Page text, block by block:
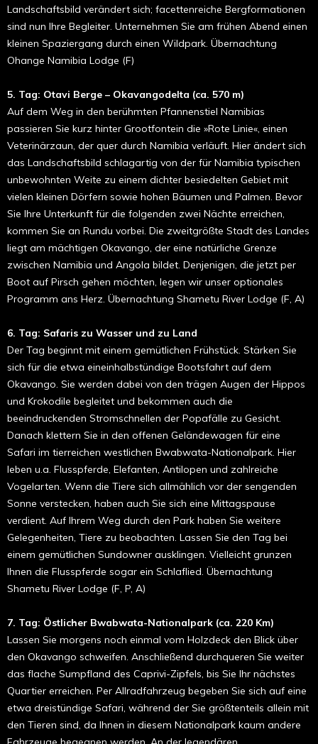
Landschaftsbild verändert sich; facettenreiche Bergformationen
sind nun Ihre Begleiter. Unternehmen Sie am frühen Abend einen
kleinen Spaziergang durch einen Wildpark. Übernachtung
Ohange Namibia Lodge (F)
5. Tag: Otavi Berge – Okavangodelta (ca. 570 m)
Auf dem Weg in den berühmten Pfannenstiel Namibias
passieren Sie kurz hinter Grootfontein die »Rote Linie«, einen
Veterinärzaun, der quer durch Namibia verläuft. Hier ändert sich
das Landschaftsbild schlagartig von der für Namibia typischen
unbewohnten Weite zu einem dichter besiedelten Gebiet mit
vielen kleinen Dörfern sowie hohen Bäumen und Palmen. Bevor
Sie Ihre Unterkunft für die folgenden zwei Nächte erreichen,
kommen Sie an Rundu vorbei. Die zweitgrößte Stadt des Landes
liegt am mächtigen Okavango, der eine natürliche Grenze
zwischen Namibia und Angola bildet. Denjenigen, die jetzt per
Boot auf Pirsch gehen möchten, legen wir unser optionales
Programm ans Herz. Übernachtung Shametu River Lodge (F, A)
6. Tag: Safaris zu Wasser und zu Land
Der Tag beginnt mit einem gemütlichen Frühstück. Stärken Sie
sich für die etwa eineinhalbstündige Bootsfahrt auf dem
Okavango. Sie werden dabei von den trägen Augen der Hippos
und Krokodile begleitet und bekommen auch die
beeindruckenden Stromschnellen der Popafälle zu Gesicht.
Danach klettern Sie in den offenen Geländewagen für eine
Safari im tierreichen westlichen Bwabwata-Nationalpark. Hier
leben u.a. Flusspferde, Elefanten, Antilopen und zahlreiche
Vogelarten. Wenn die Tiere sich allmählich vor der sengenden
Sonne verstecken, haben auch Sie sich eine Mittagspause
verdient. Auf Ihrem Weg durch den Park haben Sie weitere
Gelegenheiten, Tiere zu beobachten. Lassen Sie den Tag bei
einem gemütlichen Sundowner ausklingen. Vielleicht grunzen
Ihnen die Flusspferde sogar ein Schlaflied. Übernachtung
Shametu River Lodge (F, P, A)
7. Tag: Östlicher Bwabwata-Nationalpark (ca. 220 Km)
Lassen Sie morgens noch einmal vom Holzdeck den Blick über
den Okavango schweifen. Anschließend durchqueren Sie weiter
das flache Sumpfland des Caprivi-Zipfels, bis Sie Ihr nächstes
Quartier erreichen. Per Allradfahrzeug begeben Sie sich auf eine
etwa dreistündige Safari, während der Sie größtenteils allein mit
den Tieren sind, da Ihnen in diesem Nationalpark kaum andere